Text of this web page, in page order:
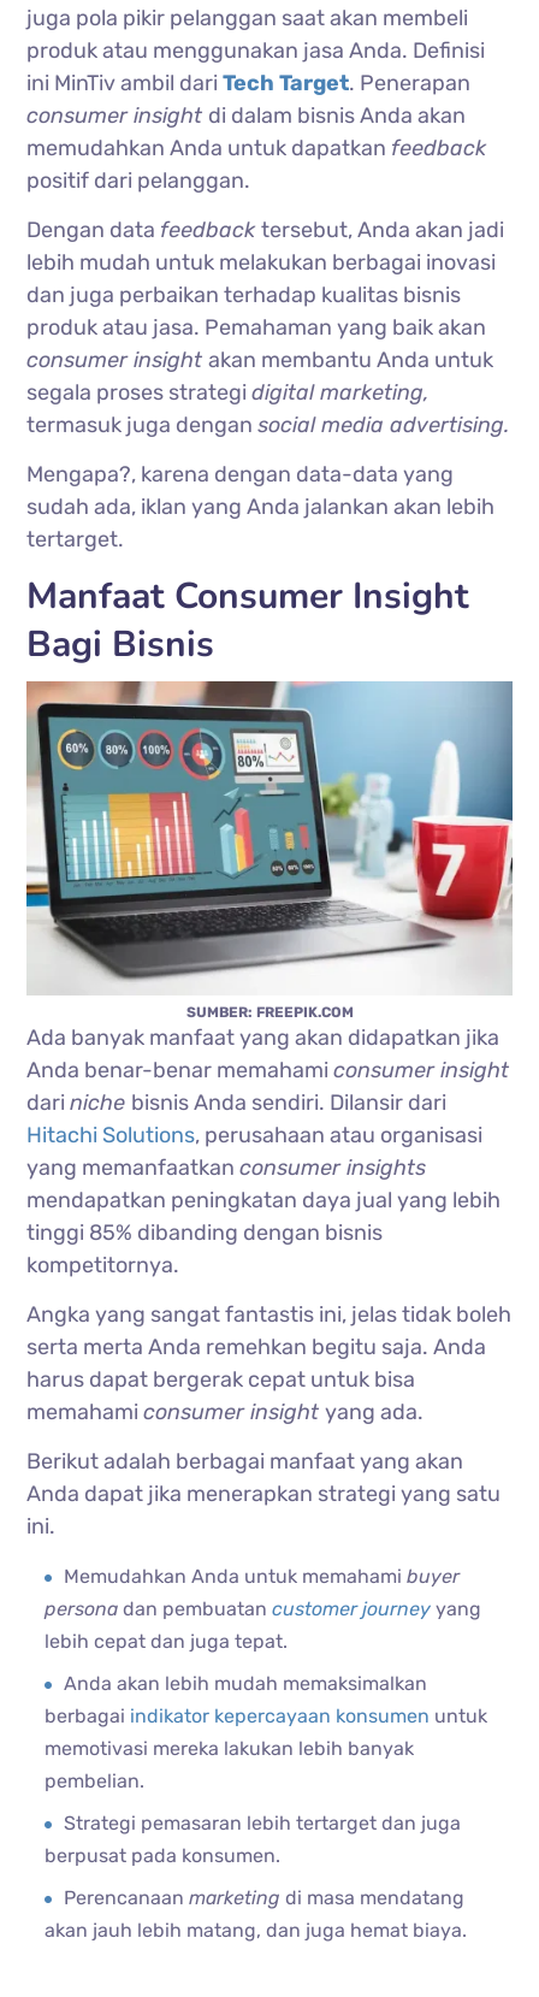
juga pola pikir pelanggan saat akan membeli
produk atau menggunakan jasa Anda. Definisi
ini MinTiv ambil dariTech Target. Penerapan
consumer insight di dalam bisnis Anda akan
memudahkan Anda untuk dapatkan feedback
positif dari pelanggan.
Dengan data feedbacktersebut, Anda akan jadi
lebih mudah untuk melakukan berbagai inovasi
dan juga perbaikan terhadap kualitas bisnis
produk atau jasa. Pemahaman yang baik akan
consumer insightakan membantu Anda untuk
segala proses strategidigital marketing,
termasuk juga dengansocial media advertising.
Mengapa?, karena dengan data-data yang
sudah ada, iklan yang Anda jalankan akan lebih
tertarget.
Manfaat Consumer Insight
Bagi Bisnis
SUMBER: FREEPIK.COM
Ada banyak manfaat yang akan didapatkan jika
Anda benar-benar memahamiconsumer insight
dariniche bisnis Anda sendiri. Dilansir dari
Hitachi Solutions, perusahaan atau organisasi
yang memanfaatkanconsumer insights
mendapatkan peningkatan daya jual yang lebih
tinggi 85% dibanding dengan bisnis
kompetitornya.
Angka yang sangat fantastis ini, jelas tidak boleh
serta merta Anda remehkan begitu saja. Anda
harus dapat bergerak cepat untuk bisa
memahamiconsumer insightyang ada.
Berikut adalah berbagai manfaat yang akan
Anda dapat jika menerapkan strategi yang satu
ini.
Memudahkan Anda untuk memahamibuyer
personadan pembuatancustomer journeyyang
lebih cepat dan juga tepat.
Anda akan lebih mudah memaksimalkan
berbagai indikator kepercayaan konsumen untuk
memotivasi mereka lakukan lebih banyak
pembelian.
Strategi pemasaran lebih tertarget dan juga
berpusat pada konsumen.
Perencanaanmarketingdi masa mendatang
akan jauh lebih matang, dan juga hemat biaya.